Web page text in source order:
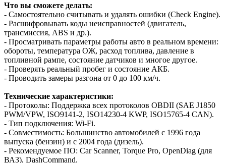
Что вы сможете делать:
- Самостоятельно считывать и удалять ошибки (Check Engine).
- Расшифровывать коды неисправностей (двигатель,
трансмиссия, ABS и др.).
- Просматривать параметры работы авто в реальном времени:
обороты, температура ОЖ, расход топлива, давление в
топливной рампе, состояние датчиков и многое другое.
- Проверять реальный пробег и состояние АКБ.
- Проводить замеры разгона от 0 до 100 км/ч.
Технические характеристики:
- Протоколы: Поддержка всех протоколов OBDII (SAE J1850
PWM/VPW, ISO9141-2, ISO14230-4 KWP, ISO15765-4 CAN).
- Тип подключения: Wi-Fi.
- Совместимость: Большинство автомобилей с 1996 года
выпуска (бензин) и с 2004 года (дизель).
- Рекомендуемое ПО: Car Scanner, Torque Pro, OpenDiag (для
ВАЗ), DashCommand.